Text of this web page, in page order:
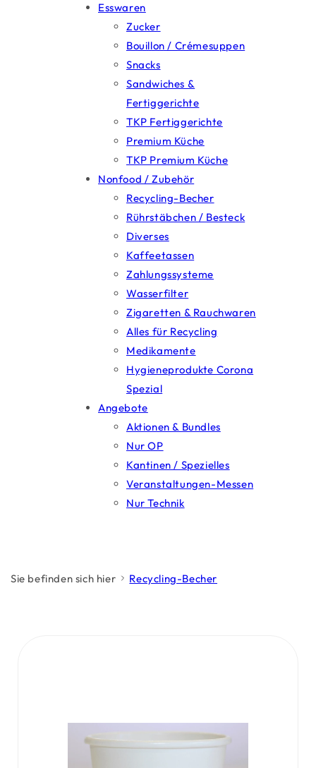
Esswaren
Zucker
Bouillon / Crémesuppen
Snacks
Sandwiches &
Fertiggerichte
TKP Fertiggerichte
Premium Küche
TKP Premium Küche
Nonfood / Zubehör
Recycling-Becher
Rührstäbchen / Besteck
Diverses
Kaffeetassen
Zahlungssysteme
Wasserfilter
Zigaretten & Rauchwaren
Alles für Recycling
Medikamente
Hygieneprodukte Corona
Spezial
Angebote
Aktionen & Bundles
Nur OP
Kantinen / Spezielles
Veranstaltungen-Messen
Nur Technik
Sie befinden sich hier Recycling-Becher